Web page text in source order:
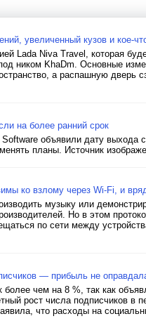
увеличенный кузов и кое-
Lada Niva Travel, которая
ником KhaDm. Основные
а распашную дверь
на более ранний срок
объявили дату выхода
планы. Источник
ко взлому через Wi-Fi, и
музыку или
Но в этом
по сети между
— прибыль не
чем на 8 %, так как
рост числа подписчиков в
что расходы на